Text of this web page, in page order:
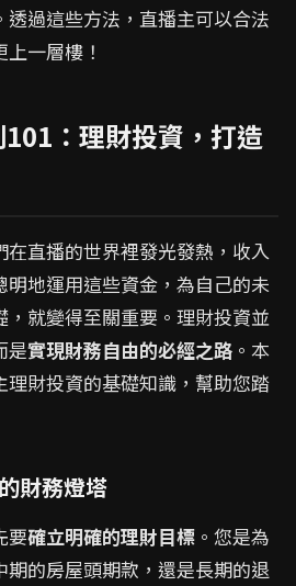
透過這些方法，直播主可以合法
一層樓！
：理財投資，打造
直播的世界裡發光發熱，收入
地運用這些資金，為自己的未
就變得至關重要。理財投資並
是實現財務自由的必經之路 。本
財投資的基礎知識，幫助您踏
財務燈塔
要確立明確的理財目標 。您是為
的房屋頭期款，還是長期的退